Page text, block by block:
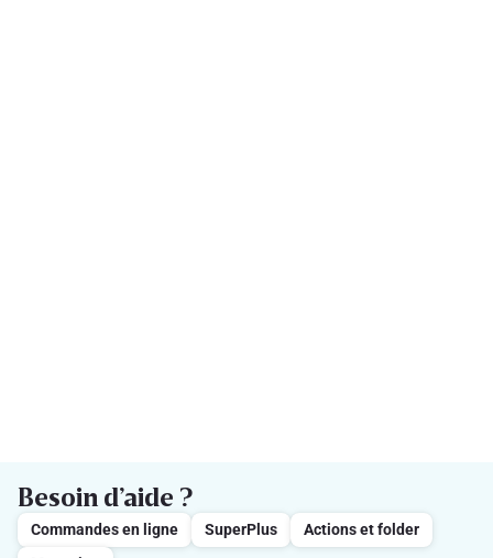
Besoin d’aide ?
Commandes en ligne SuperPlus
Actions et folder